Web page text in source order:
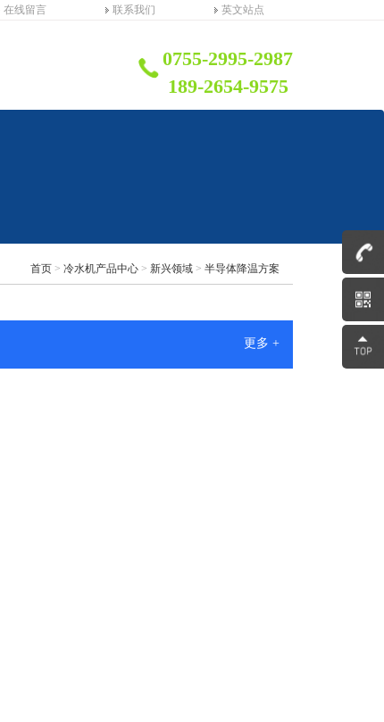
在线留言 联系我们 英文站点
0755-2995-2987
189-2654-9575
首页 > 冷水机产品中心 > 新兴领域 > 半导体降温方案
更多 +